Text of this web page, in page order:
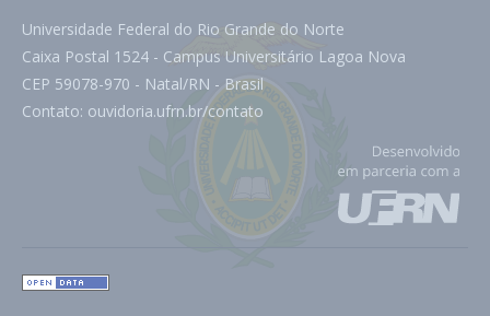
Universidade Federal do Rio Grande do Norte
Caixa Postal 1524 - Campus Universitário Lagoa Nova
CEP 59078-970 - Natal/RN - Brasil
Contato: ouvidoria.ufrn.br/contato